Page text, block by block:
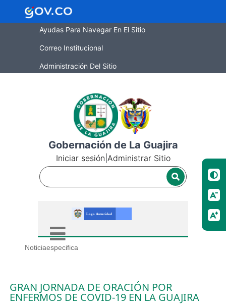
Ayudas Para Navegar En El Sitio
Correo Institucional
Administración Del Sitio
Gobernación de La Guajira
Iniciar sesión Administrar Sitio
Noticiaespecifica
GRAN JORNADA DE ORACIÓN POR
ENFERMOS DE COVID-19 EN LA GUAJIRA